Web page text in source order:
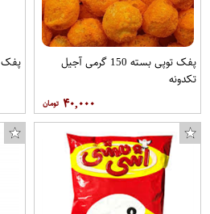
پفک توپی بسته 150 گرمی آجیل
تکدونه
۴۰,۰۰۰
پفک ۱۱۰ گرمی برند چی توز طلایی